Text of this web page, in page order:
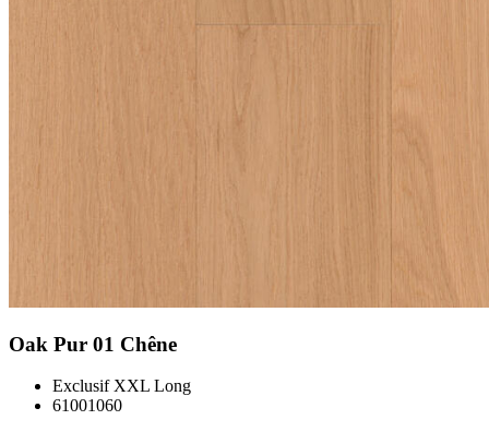
Oak Pur 01 Chêne
Exclusif XXL Long
61001060